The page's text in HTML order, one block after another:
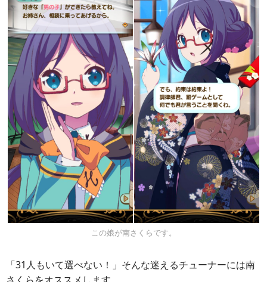
この娘が南さくらです。
「31人もいて選べない！」そんな迷えるチューナーには南